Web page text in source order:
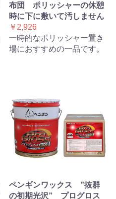
布団 ポリッシャーの休憩
時に下に敷いて汚しません
￥2,926
一時的なポリッシャー置き
場におすすめの一品です。
ペンギンワックス ”抜群
の初期光沢” プログロス